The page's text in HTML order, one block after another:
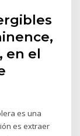
en el
es una
es extraer